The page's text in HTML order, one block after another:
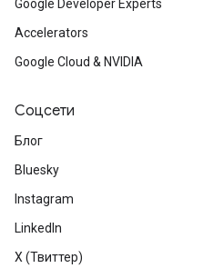
Google Developer Experts
Accelerators
Google Cloud & NVIDIA
Соцсети
Блог
Bluesky
Instagram
LinkedIn
X (Твиттер)